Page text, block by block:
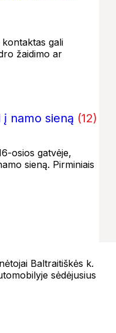
gali
žaidimo ar
namo sieną (12)
osios gatvėje,
sieną. Pirminiais
Baltraitiškės k.
sėdėjusius